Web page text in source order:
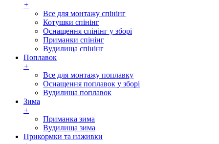
+
Все для монтажу спінінг
Котушки спінінг
Оснащення спінінг у зборі
Приманки спінінг
Вудилища спінінг
Поплавок
+
Все для монтажу поплавку
Оснащення поплавок у зборі
Вудилища поплавок
Зима
+
Приманка зима
Вудилища зима
Прикормки та наживки